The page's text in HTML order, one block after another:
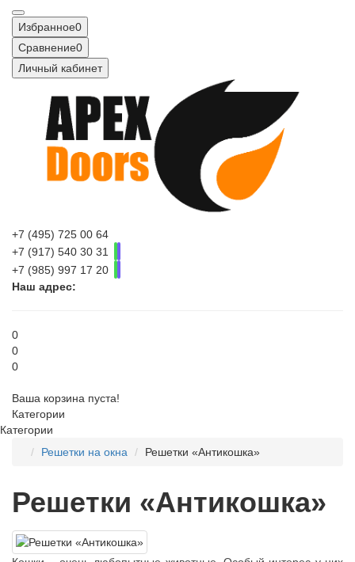
Избранное0
Сравнение0
Личный кабинет
+7 (495) 725 00 64
+7 (917) 540 30 31
+7 (985) 997 17 20
Наш адрес:
0
0
0
Ваша корзина пуста!
Категории
Категории
Решетки на окна
Решетки «Антикошка»
Решетки «Антикошка»